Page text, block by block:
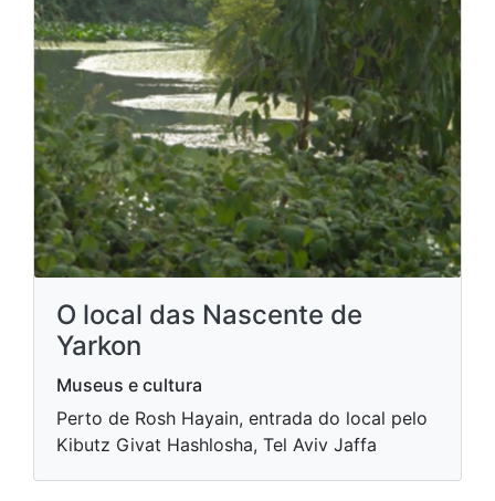
O local das Nascente de
Yarkon
Museus e cultura
Perto de Rosh Hayain, entrada do local pelo
Kibutz Givat Hashlosha, Tel Aviv Jaffa